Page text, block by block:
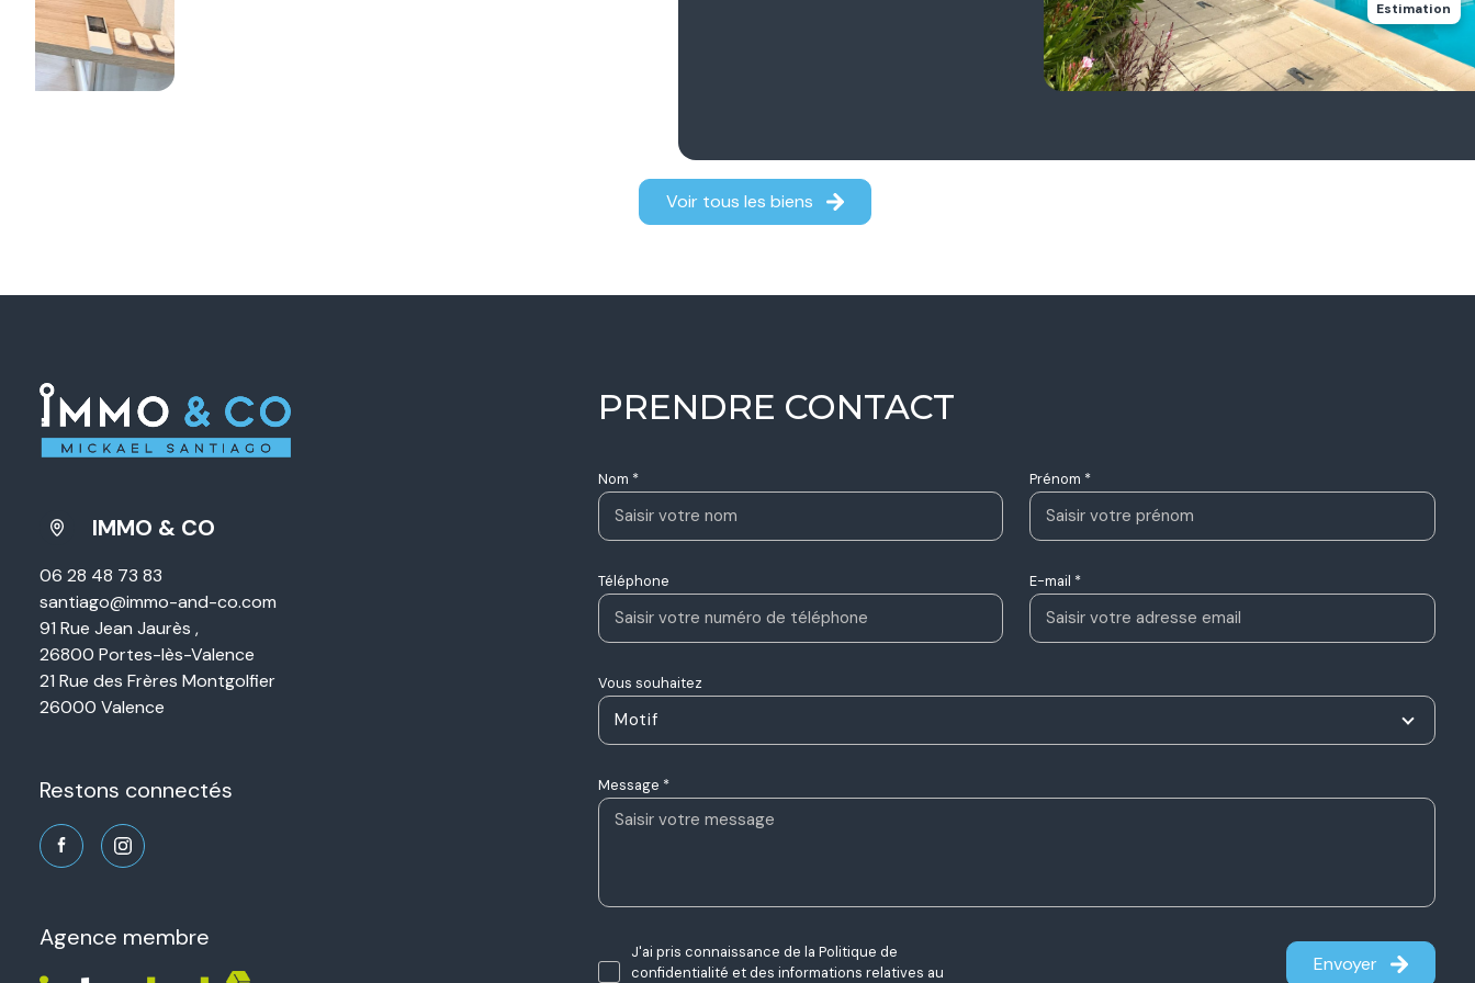
Voir tous les biens
Estimation
PRENDRE CONTACT
Nom * Prénom *
Téléphone E-mail *
Vous souhaitez
Motif
Message *
J'ai pris connaissance de la Politique de
confidentialité et des informations relatives au
Envoyer
IMMO & CO
06 28 48 73 83
santiago@immo-and-co.com
91 Rue Jean Jaurès ,
26800 Portes-lès-Valence
21 Rue des Frères Montgolfier
26000 Valence
restons connectés
agence membre